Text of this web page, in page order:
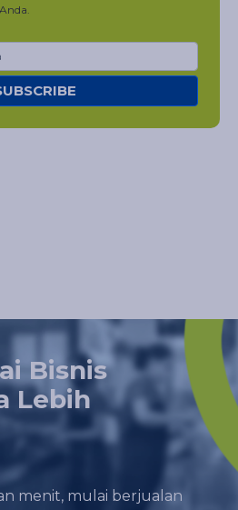
Bisnis
Lebih
menit, mulai berjualan